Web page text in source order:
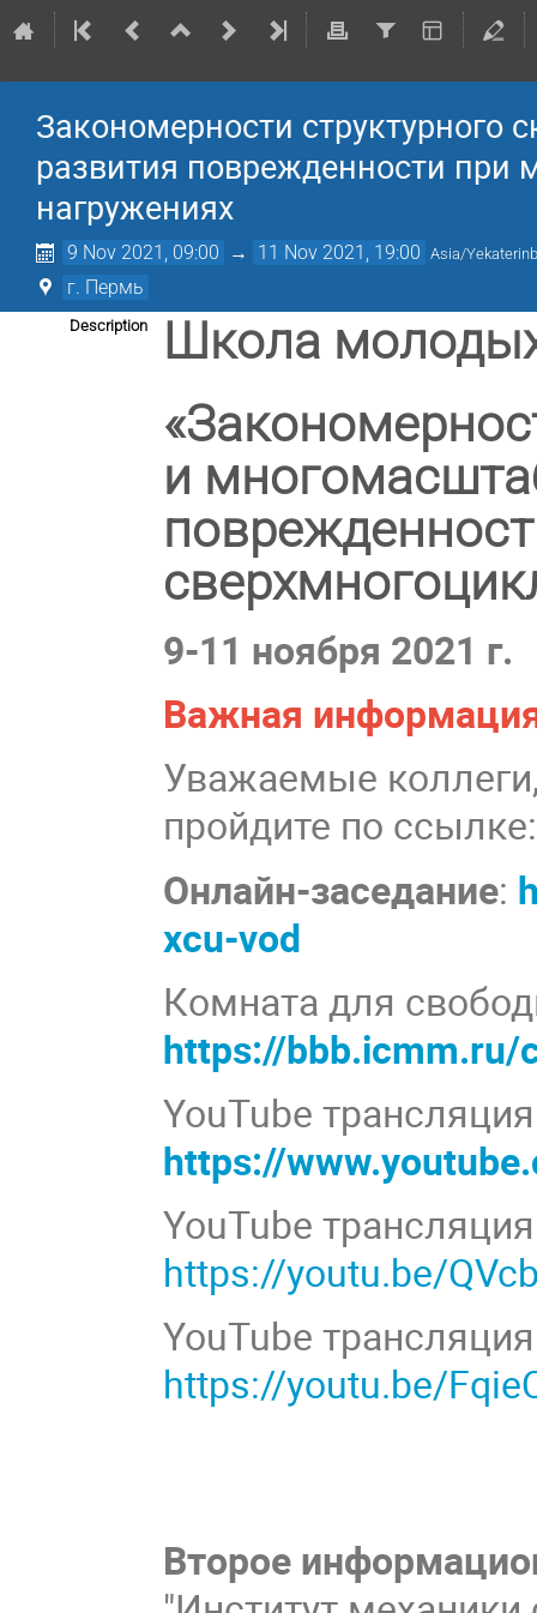
Закономерности структурного
развития поврежденности при
нагружениях
9 Nov 2021, 09:00 → 11 Nov 2021, 19:00 Asia/
г. Пермь
Description
Школа
и
9-11 ноября 2021 г.
Важная
Уважаемые
пройдите по ссылке:
Онлайн-заседание:
xcu-vod
Комната для
https://bbb.icmm.ru/
YouTube
https://
YouTube
https://youtu.be/
YouTube
https://youtu.be/
Второе